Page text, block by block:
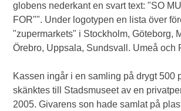
globens nederkant en svart text: "SO
FOR"". Under logotypen en lista över
"zupermarkets" i Stockholm, Göteborg,
Örebro, Uppsala, Sundsvall. Umeå och
Kassen ingår i en samling på drygt 500
skänktes till Stadsmuseet av en
2005. Givarens son hade samlat på